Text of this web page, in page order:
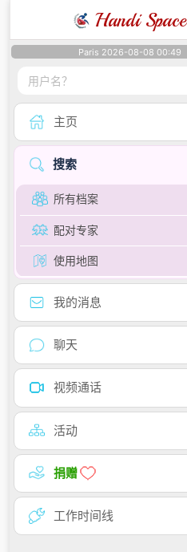
Handi Space
Paris 2026-08-08 00:49
主页
搜索
所有档案
配对专家
使用地图
我的消息
聊天
视频通话
活动
捐赠
工作时间线